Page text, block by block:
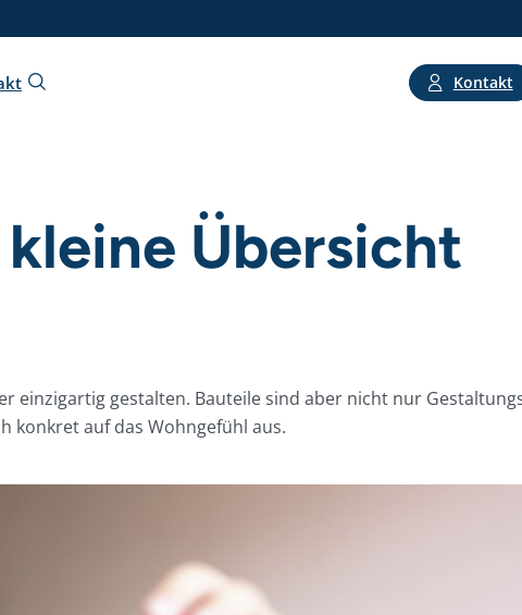
Kontakt
Übersicht
einzigartig gestalten. Bauteile sind aber nicht nur
konkret auf das Wohngefühl aus.